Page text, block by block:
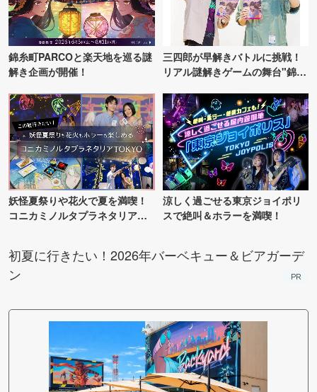
錦糸町PARCOと楽天地を巡る謎
解き企画が開催！
三四郎が早解きバトルに挑戦！
リアル謎解きゲームの舞台"錦糸
妖怪夏祭りや花火で夏を満喫！
コニカミノルタプラネタリア
涼しく過ごせる東京ジョイポリ
スで絶叫＆ホラーを満喫！
初夏に行きたい！2026年バーベキュー＆ビアガーデ
ン
PR